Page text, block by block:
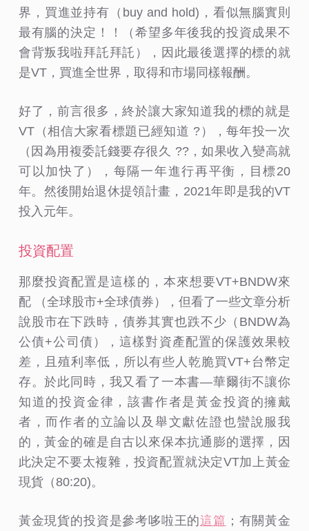
界，買進並持有（buy and hold)，看似無腦實則
最有腦的決定！！（希望多年後我的投資成果不
會背叛我啦拜託拜託），因此最後選擇的標的就
是VT，買進全世界，取得和市場同樣報酬。
好了，前言很多，終於讓大家知道我的標的就是
VT（相信大家看標題已經知道 ?），每年投一次
（因為用複委託錢要存很久 ??，如果收入變高就
可以加快了），每隔一年進行再平衡，目標20
年。然後開始退休提領計畫，2021年即是我的VT
投入元年。
投資配置
那麼投資配置是這樣的，本來想要VT+BNDW來
配 （全球股市+全球債券），但看了一些文章分析
說股市在下跌時，債券其實也跌不少（BNDW為
公債+公司債），這樣對資產配置的保護效果較
差，且殖利率低，所以有些人乾脆買VT+台幣定
存。於此同時，我又看了一本書—華爾街不讓你
知道的投資金律，該書作者是黃金投資的擁戴
者，而作者的立論以及舉文獻佐證也蠻說服我
的，黃金的確是自古以來保本抗通膨的選擇，因
此決定不要太複雜，投資配置就決定VT加上黃金
現貨（80:20)。
黃金現貨的投資是參考哆啦王的這篇 ；有關黃金